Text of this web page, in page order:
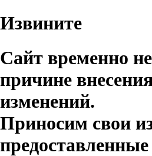
Извините
Сайт временно
причине
изменений.
Приносим свои
предоставленные